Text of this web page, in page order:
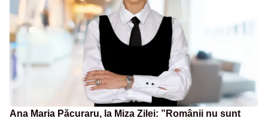
Ana Maria Păcuraru, la Miza Zilei: ”Românii nu sunt